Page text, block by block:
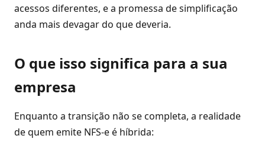
acessos diferentes, e a promessa de simplificação
anda mais devagar do que deveria.
O que isso significa para a sua
empresa
Enquanto a transição não se completa, a realidade
de quem emite NFS-e é híbrida: